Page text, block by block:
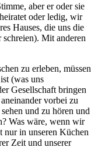
aber er oder sie
oder ledig, wir
Hauses, die uns die
Mit anderen
zu erleben, müssen
(was uns
Gesellschaft bringen
vorbei zu
und zu hören und
Was wäre, wenn wir
nur in unseren Küchen
Zeit und unserer